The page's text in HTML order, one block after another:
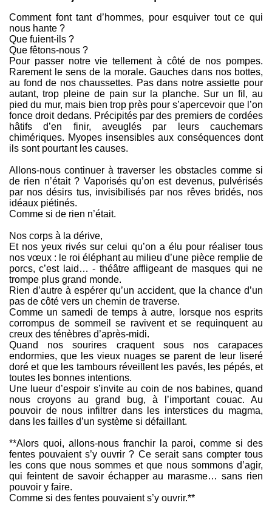
vers un chemin de traverse. [...] Une lueur d’espoir s’invite
au coin de nos babines, quand nous croyons au grand
bug, à l’important couac." Merci à Préjence pour cette
formule.
Comment font tant d’hommes, pour esquiver tout ce qui
nous hante ?
Que fuient-ils ?
Que fêtons-nous ?
Pour passer notre vie tellement à côté de nos pompes.
Rarement le sens de la morale. Gauches dans nos bottes,
au fond de nos chaussettes. Pas dans notre assiette pour
autant, trop pleine de pain sur la planche. Sur un fil, au
pied du mur, mais bien trop près pour s’apercevoir que l’on
fonce droit dedans. Précipités par des premiers de cordées
hâtifs d’en finir, aveuglés par leurs cauchemars
chimériques. Myopes insensibles aux conséquences dont
ils sont pourtant les causes.
Allons-nous continuer à traverser les obstacles comme si
de rien n’était ? Vaporisés qu’on est devenus, pulvérisés
par nos désirs tus, invisibilisés par nos rêves bridés, nos
idéaux piétinés.
Comme si de rien n’était.
Nos corps à la dérive,
Et nos yeux rivés sur celui qu’on a élu pour réaliser tous
nos vœux : le roi éléphant au milieu d’une pièce remplie de
porcs, c’est laid… - théâtre affligeant de masques qui ne
trompe plus grand monde.
Rien d’autre à espérer qu’un accident, que la chance d’un
pas de côté vers un chemin de traverse.
Comme un samedi de temps à autre, lorsque nos esprits
corrompus de sommeil se ravivent et se requinquent au
creux des ténèbres d’après-midi.
Quand nos sourires craquent sous nos carapaces
endormies, que les vieux nuages se parent de leur liseré
doré et que les tambours réveillent les pavés, les pépés, et
toutes les bonnes intentions.
Une lueur d’espoir s’invite au coin de nos babines, quand
nous croyons au grand bug, à l’important couac. Au
pouvoir de nous infiltrer dans les interstices du magma,
dans les failles d’un système si défaillant.
**Alors quoi, allons-nous franchir la paroi, comme si des
fentes pouvaient s’y ouvrir ? Ce serait sans compter tous
les cons que nous sommes et que nous sommons d’agir,
qui feintent de savoir échapper au marasme… sans rien
pouvoir y faire.
Comme si des fentes pouvaient s’y ouvrir.**